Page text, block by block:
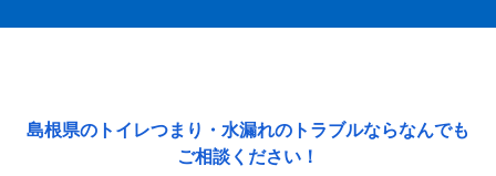
島根県のトイレつまり・水漏れのトラブルならなんでも
ご相談ください！